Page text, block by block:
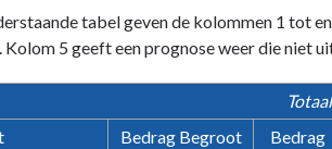
tabel geven de kolommen 1 tot
Kolom 5 geeft een prognose weer die niet
Bedrag Begroot
Bedrag